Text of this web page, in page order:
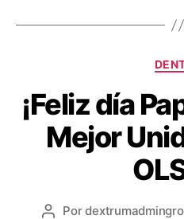
¡Feliz día
Mejor
Por